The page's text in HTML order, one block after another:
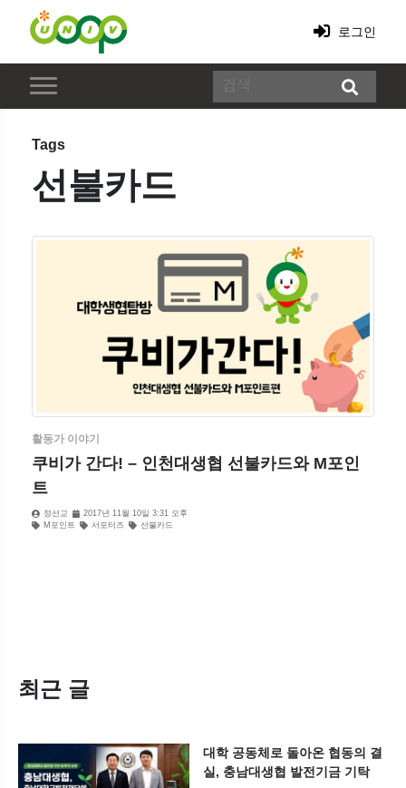
로그인
Tags
선불카드
활동가 이야기
쿠비가 간다! – 인천대생협 선불카드와 M포인
트
정선교
2017년 11월 10일 3:31 오후
M포인트
서포터즈 선불카드
최근 글
대학 공동체로 돌아온 협동의 결
실, 충남대생협 발전기금 기탁